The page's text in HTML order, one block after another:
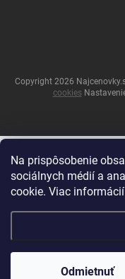
Na prispôsobenie
sociálnych médií a
cookie. Viac informácií
Odmietnuť
Copyright 2026
cookies